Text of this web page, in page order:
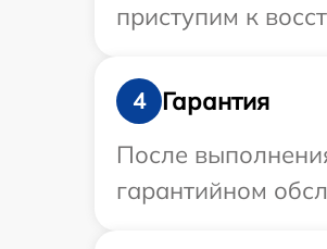
приступим к
4
Гарантия
После
гарантийном